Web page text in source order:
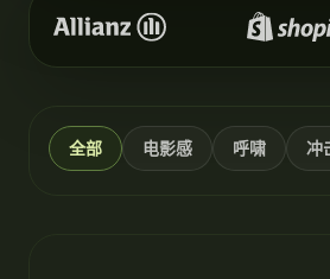
全部 电影感 呼啸 冲